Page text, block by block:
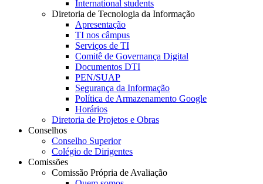
International students
Diretoria de Tecnologia da Informação
Apresentação
TI nos câmpus
Serviços de TI
Comitê de Governança Digital
Documentos DTI
PEN/SUAP
Segurança da Informação
Política de Armazenamento Google
Horários
Diretoria de Projetos e Obras
Conselhos
Conselho Superior
Colégio de Dirigentes
Comissões
Comissão Própria de Avaliação